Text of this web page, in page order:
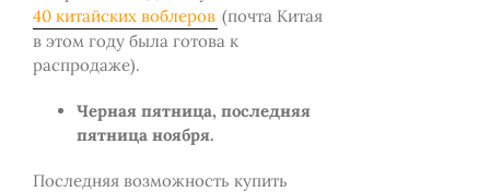
40 китайских воблеров (почта Китая
в этом году была готова к
распродаже).
Черная пятница, последняя
пятница ноября.
Последняя возможность купить